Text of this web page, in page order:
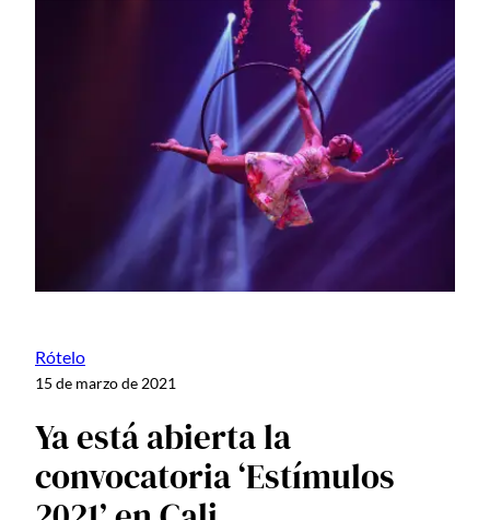
Rótelo
15 de marzo de 2021
Ya está abierta la
convocatoria ‘Estímulos